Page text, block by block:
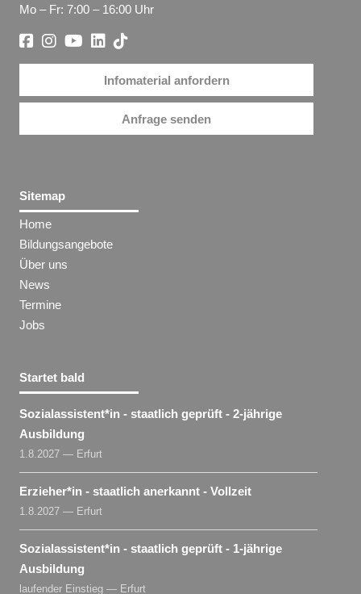
Mo – Fr: 7:00 – 16:00 Uhr
Infomaterial anfordern
Anfrage senden
Sitemap
Home
Bildungsangebote
Über uns
News
Termine
Jobs
Startet bald
Sozialassistent​*in - staatlich geprüft - 2-jährige
Ausbildung
1.8.2027 — Erfurt
Erzieher​*in - staatlich anerkannt - Vollzeit
1.8.2027 — Erfurt
Sozialassistent​*in - staatlich geprüft - 1-jährige
Ausbildung
laufender Einstieg — Erfurt